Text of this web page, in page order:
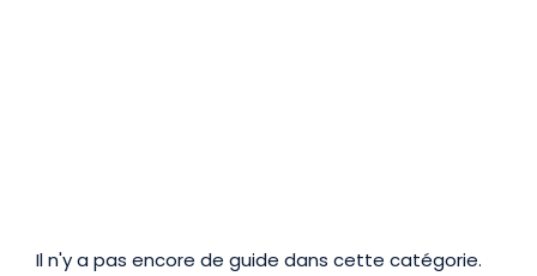
Il n'y a pas encore de guide dans cette catégorie.